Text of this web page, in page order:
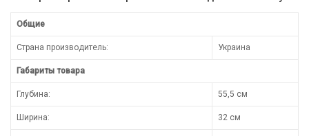
Общие
Страна производитель: Украина
Габариты товара
Глубина: 55,5 см
Ширина: 32 см